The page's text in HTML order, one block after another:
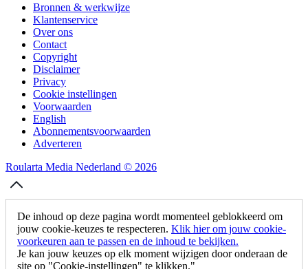
Bronnen & werkwijze
Klantenservice
Over ons
Contact
Copyright
Disclaimer
Privacy
Cookie instellingen
Voorwaarden
English
Abonnementsvoorwaarden
Adverteren
Roularta Media Nederland © 2026
De inhoud op deze pagina wordt momenteel geblokkeerd om
jouw cookie-keuzes te respecteren. Klik hier om jouw cookie-
voorkeuren aan te passen en de inhoud te bekijken.
Je kan jouw keuzes op elk moment wijzigen door onderaan de
site op "Cookie-instellingen" te klikken."